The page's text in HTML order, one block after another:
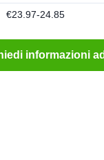
€23.97-24.85
informazioni